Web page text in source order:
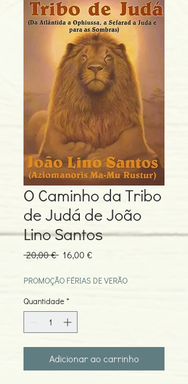
O Caminho da Tribo
de Judá de João
Lino Santos
20,00 € Preço
16,00 €Preço
PROMOÇÃO FÉRIAS DE VERÃO
Quantidade *
Adicionar ao carrinho